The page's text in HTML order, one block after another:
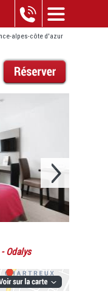
alpes-côte d'azur
Odalys